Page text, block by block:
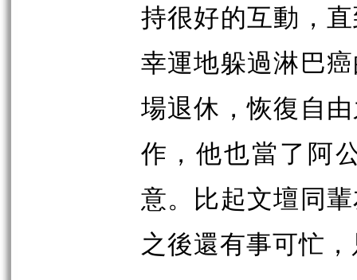
持很好的互動，
幸運地躲過淋巴
場退休，恢復自
作，他也當了阿
意。比起文壇同
之後還有事可忙